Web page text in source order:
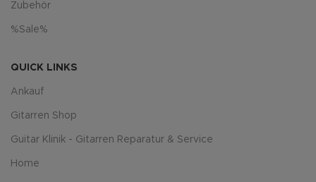
Zubehör
%Sale%
QUICK LINKS
Ankauf
Gitarren Shop
Guitar Klinik - Gitarren Reparatur & Service
Home